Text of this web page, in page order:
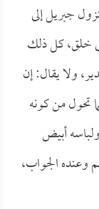
جبريل إلى
خلق، كل ذلك
ولا يقال: إن
تحول من كونه
أبيض
وعنده الجواب،